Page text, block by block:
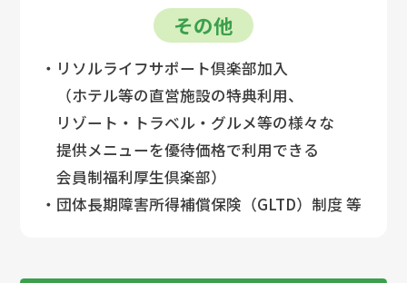
その他
・リソルライフサポート倶楽部加入
（ホテル等の直営施設の特典利用、
リゾート・トラベル・グルメ等の様々な
提供メニューを優待価格で利用できる
会員制福利厚生倶楽部）
・団体長期障害所得補償保険（GLTD）制度 等